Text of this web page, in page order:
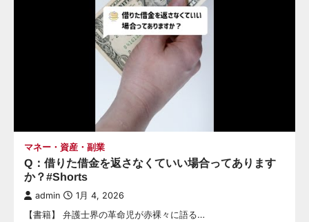
マネー・資産・副業
Q：借りた借金を返さなくていい場合ってあります
か？#Shorts
admin 1月 4, 2026
【書籍】 弁護士界の革命児が赤裸々に語る…